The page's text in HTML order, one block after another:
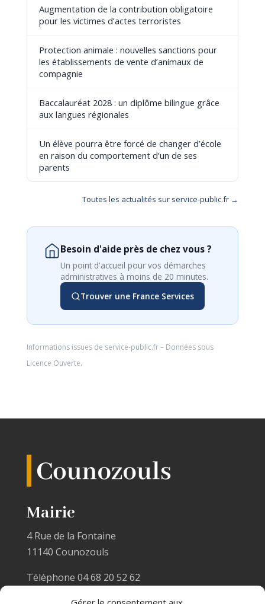
Augmentation de la contribution obligatoire
pour les victimes d’actes terroristes
Protection animale : nouvelles sanctions pour
les établissements de vente d’animaux de
compagnie
Baccalauréat 2028 : un diplôme bilingue grâce
aux langues régionales
Un élève pourra être forcé de changer d’école
en raison du comportement d’un de ses
parents
Toutes les actualités sur service-public.fr →
Besoin d'aide près de chez vous ?
Un point d'accueil pour vos démarches
administratives à moins de 20 minutes.
Trouver une France Services
Informations issues de service-public.fr– Données sous
Licence Ouverte.
Mairie
4 Rue de la Fontaine
11140 Counozouls
Téléphone 04 68 20 52 62